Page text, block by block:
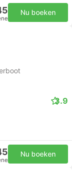
Nu boeken
3.9
Nu boeken